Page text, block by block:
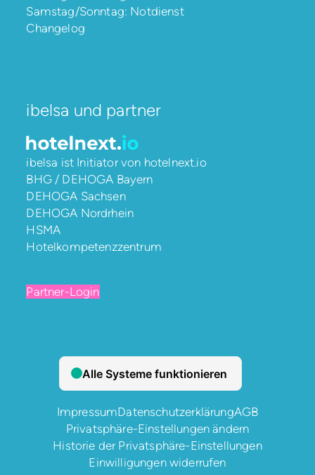
Samstag/Sonntag: Notdienst
Changelog
ibelsa und partner
ibelsa ist Initiator von hotelnext.io
BHG / DEHOGA Bayern
DEHOGA Sachsen
DEHOGA Nordrhein
HSMA
Hotelkompetenzzentrum
Partner-Login
ImpressumDatenschutzerklärungAGB
Privatsphäre-Einstellungen ändern
Historie der Privatsphäre-Einstellungen
Einwilligungen widerrufen